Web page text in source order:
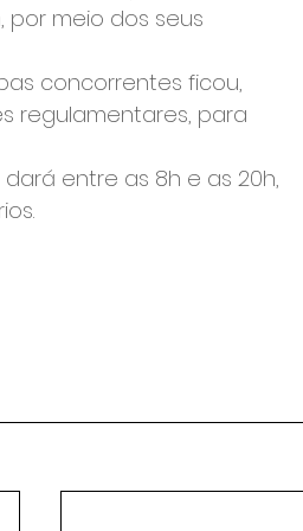
por meio dos seus
concorrentes ficou,
regulamentares, para
entre as 8h e as 20h,